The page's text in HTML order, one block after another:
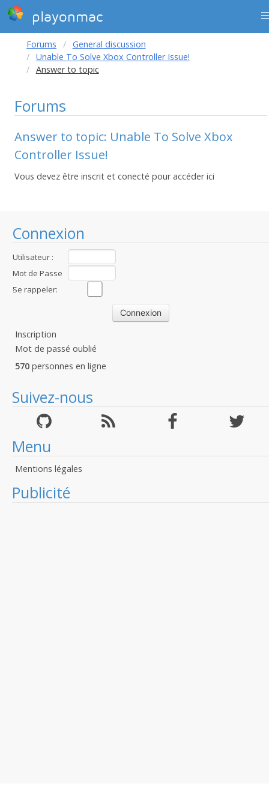
playonmac
Connexion
Utilisateur :
Mot de Passe
:Se rappeler:
Inscription
Mot de passé oublié
570 personnes en ligne
Suivez-nous
Menu
Mentions légales
Publicité
Forums
General discussion
Unable To Solve Xbox Controller Issue!
Answer to topic
Forums
Answer to topic: Unable To Solve Xbox
Controller Issue!
Vous devez être inscrit et conecté pour accéder ici